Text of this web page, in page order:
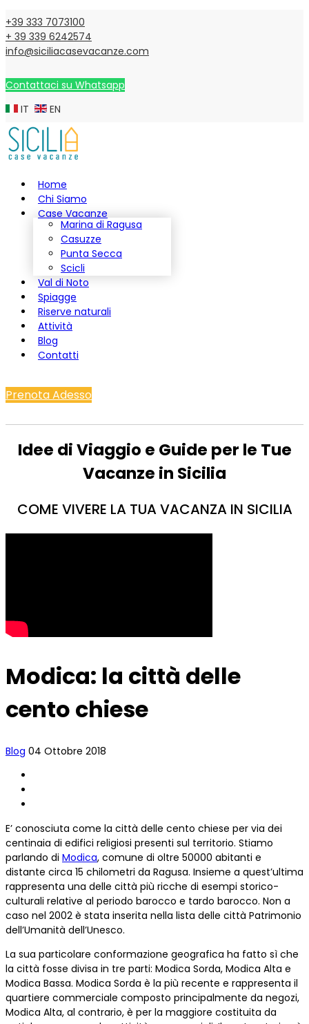
+39 333 7073100
+ 39 339 6242574
info@siciliacasevacanze.com
Contattaci su Whatsapp
IT
EN
Home
Chi Siamo
Case Vacanze
Marina di Ragusa
Casuzze
Punta Secca
Scicli
Val di Noto
Spiagge
Riserve naturali
Attività
Blog
Contatti
Prenota Adesso
Idee di Viaggio e Guide per le Tue
Vacanze in Sicilia
COME VIVERE LA TUA VACANZA IN SICILIA
Modica: la città delle
cento chiese
Blog 04 Ottobre 2018
E’ conosciuta come la città delle cento chiese per via dei
centinaia di edifici religiosi presenti sul territorio. Stiamo
parlando di Modica, comune di oltre 50000 abitanti e
distante circa 15 chilometri da Ragusa. Insieme a quest’ultima
rappresenta una delle città più ricche di esempi storico-
culturali relative al periodo barocco e tardo barocco. Non a
caso nel 2002 è stata inserita nella lista delle città Patrimonio
dell’Umanità dell’Unesco.
La sua particolare conformazione geografica ha fatto sì che
la città fosse divisa in tre parti: Modica Sorda, Modica Alta e
Modica Bassa. Modica Sorda è la più recente e rappresenta il
quartiere commerciale composto principalmente da negozi,
Modica Alta, al contrario, è per la maggiore costituita da